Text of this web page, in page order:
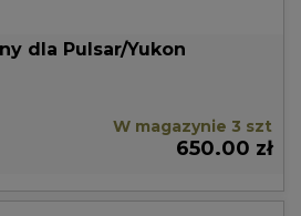
dla Pulsar/Yukon
W magazynie 3 szt
650.00 zł